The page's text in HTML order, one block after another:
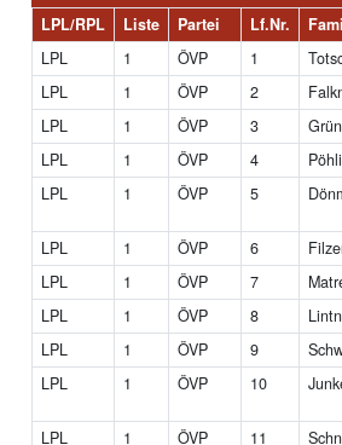
LPL/RPL Liste Partei Lf.Nr.
LPL
1 ÖVP 1
LPL
1 ÖVP 2
LPL
1 ÖVP 3
LPL
1 ÖVP 4 Pöhli
LPL
1 ÖVP 5
LPL 1 ÖVP 6
LPL
1 ÖVP 7
LPL
1 ÖVP 8
LPL
1 ÖVP 9
LPL
1 ÖVP 10
LPL
1 ÖVP 11